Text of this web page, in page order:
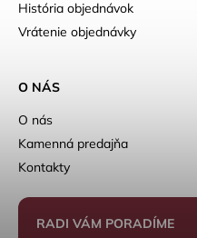
História objednávok
Vrátenie objednávky
O NÁS
O nás
Kamenná predajňa
Kontakty
RADI VÁM PORADÍME